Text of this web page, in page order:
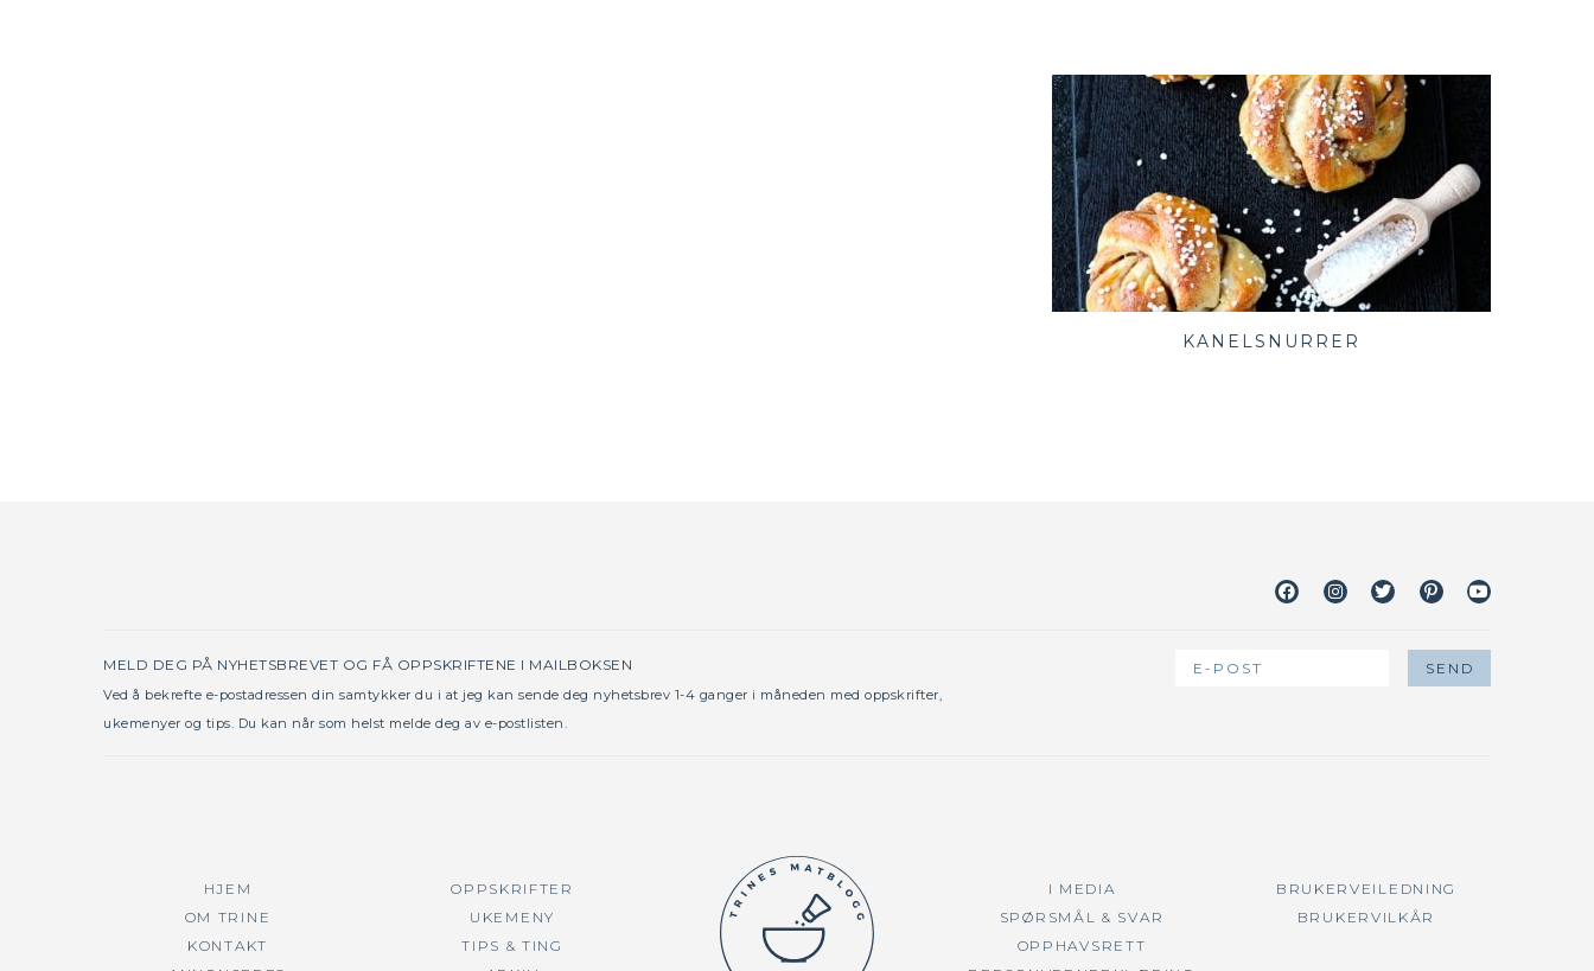
KANELSNURRER
FacebookInstagramTwitterPinterestYoutube
MELD DEG PÅ NYHETSBREVET OG FÅ OPPSKRIFTENE I MAILBOKSEN
Ved å bekrefte e-postadressen din samtykker du i at jeg kan sende deg nyhetsbrev 1-4 ganger i måneden med oppskrifter,
ukemenyer og tips. Du kan når som helst melde deg av e-postlisten.
HJEM
OM TRINE
KONTAKT
OPPSKRIFTER
UKEMENY
TIPS & TING
I MEDIA
SPØRSMÅL & SVAR
OPPHAVSRETT
BRUKERVEILEDNING
BRUKERVILKÅR